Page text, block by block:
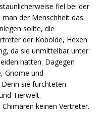
fiel bei der
der Menschheit das
sollte, die
der Kobolde, Hexen
da sie unmittelbar unter
hatten. Dagegen
Gnome und
sie fürchteten
Tierwelt.
keinen Vertreter.